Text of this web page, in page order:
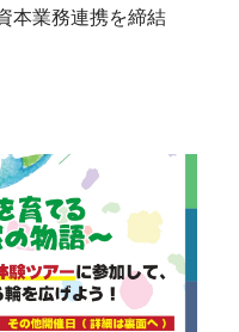
本業務連携を締結